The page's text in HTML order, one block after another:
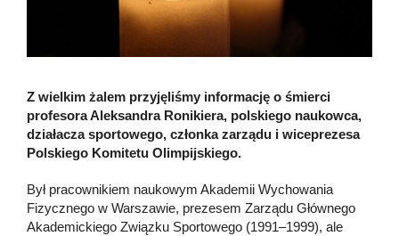
Z wielkim żalem przyjęliśmy informację o śmierci
profesora Aleksandra Ronikiera, polskiego naukowca,
działacza sportowego, członka zarządu i wiceprezesa
Polskiego Komitetu Olimpijskiego.
Był pracownikiem naukowym Akademii Wychowania
Fizycznego w Warszawie, prezesem Zarządu Głównego
Akademickiego Związku Sportowego (1991–1999), ale